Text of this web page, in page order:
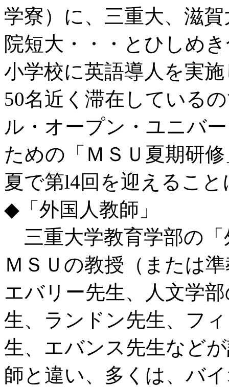
学寮）に、三重大、滋
院短大・・・とひしめ
小学校に英語導人を実
50名近く滞在している
ル・オープン・ユニバ
ための「ＭＳＵ夏期研
夏で第l4回を迎えるこ
◆「外国人教師」
三重大学教育学部の「
ＭＳＵの教授（または
エバリー先生、人文学
生、ランドン先生、フ
生、エバンス先生など
師と違い、多くは、バ